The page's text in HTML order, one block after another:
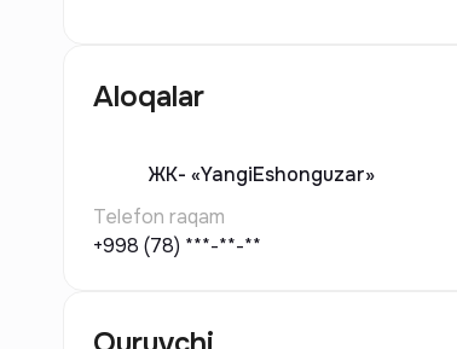
Aloqalar
ЖК- «YangiEshonguzar»
Telefon raqam
+998 (78) ***-**-**